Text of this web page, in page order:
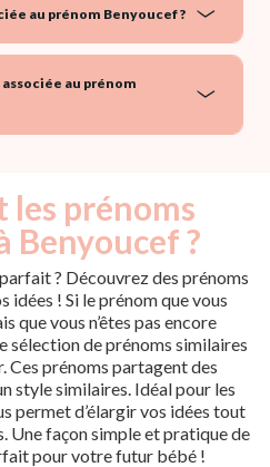
au prénom Benyoucef ?
au prénom
les prénoms
Benyoucef ?
? Découvrez des prénoms
idées ! Si le prénom que vous
que vous n’êtes pas encore
sélection de prénoms similaires
Ces prénoms partagent des
style similaires. Idéal pour les
permet d’élargir vos idées tout
Une façon simple et pratique de
pour votre futur bébé !